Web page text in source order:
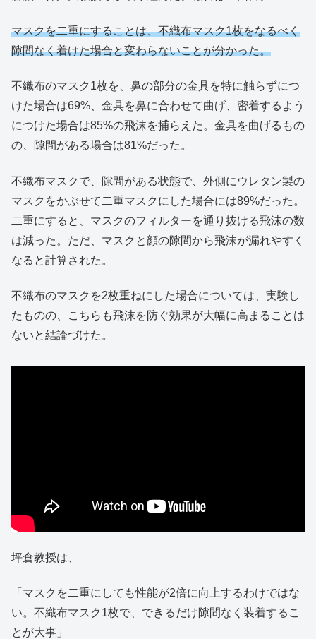
マスクを二重にすることは、不織布マスク1枚をなるべく
隙間なく着けた場合と変わらないことが分かった。
不織布のマスク1枚を、鼻の部分の金具を特に触らずにつ
けた場合は69%、金具を鼻に合わせて曲げ、密着するよう
につけた場合は85%の飛沫を捕らえた。金具を曲げるもの
の、隙間がある場合は81%だった。
不織布マスクで、隙間がある状態で、外側にウレタン製の
マスクをかぶせて二重マスクにした場合には89%だった。
二重にすると、マスクのフィルターを通り抜ける飛沫の数
は減った。ただ、マスクと顔の隙間から飛沫が漏れやすく
なると計算された。
不織布のマスクを2枚重ねにした場合については、実験し
たものの、こちらも飛沫を防ぐ効果が大幅に高まることは
ないと結論づけた。
坪倉教授は、
「マスクを二重にしても性能が2倍に向上するわけではな
い。不織布マスク1枚で、できるだけ隙間なく装着するこ
とが大事」